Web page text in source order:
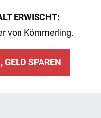
ERWISCHT:
von Kömmerling.
GELD SPAREN